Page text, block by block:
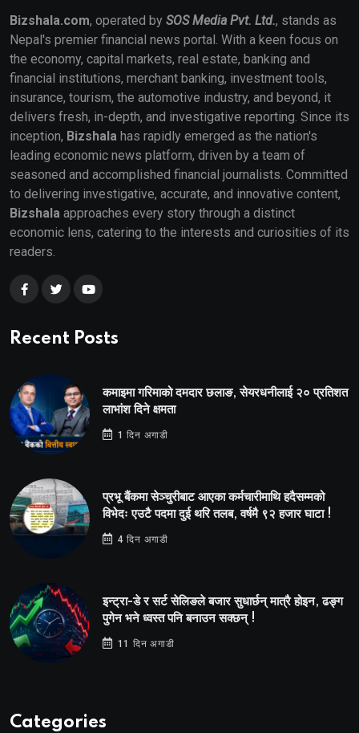
Bizshala.com, operated by SOS Media Pvt. Ltd., stands as
Nepal's premier financial news portal. With a keen focus on
the economy, capital markets, real estate, banking and
financial institutions, merchant banking, investment tools,
insurance, tourism, the automotive industry, and beyond, it
delivers fresh, in-depth, and investigative reporting. Since its
inception, Bizshala has rapidly emerged as the nation's
leading economic news platform, driven by a team of
seasoned and accomplished financial journalists. Committed
to delivering investigative, accurate, and innovative content,
Bizshala approaches every story through a distinct
economic lens, catering to the interests and curiosities of its
readers.
Recent Posts
कमाइमा गरिमाको दमदार छलाङ, सेयरधनीलाई २० प्रतिशत
लाभांश दिने क्षमता
1 दिन अगाडी
प्रभू बैंकमा सेञ्चुरीबाट आएका कर्मचारीमाथि हदैसम्मको
विभेदः एउटै पदमा दुई थरि तलब, वर्षमै ९२ हजार घाटा !
4 दिन अगाडी
इन्ट्रा-डे र सर्ट सेलिङले बजार सुधार्छन् मात्रै होइन, ढङ्ग
पुगेन भने ध्वस्त पनि बनाउन सक्छन् !
11 दिन अगाडी
Categories